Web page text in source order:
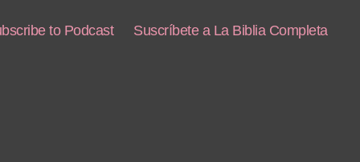
to Podcast Suscríbete a La Biblia Completa